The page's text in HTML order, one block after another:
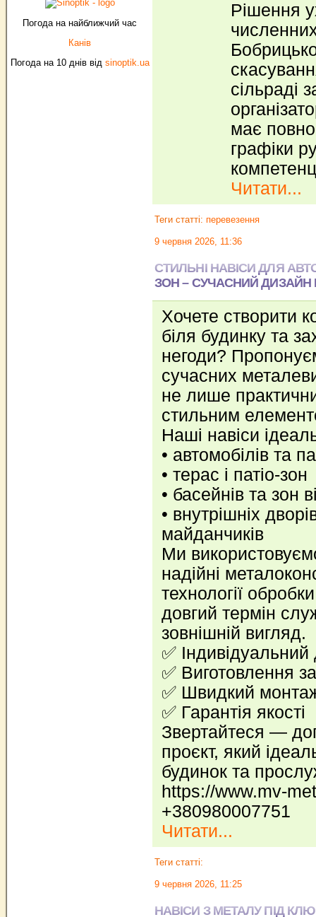
Погода на найближчий час
Канів
Погода на 10 днів від sinoptik.ua
Рішення
сільраді
має
графіки
Читати...
Теги статті: перевезення
9 червня 2026, 11:36
СТИЛЬНІ НАВІСИ ДЛЯ
ЗОН – СУЧАСНИЙ ДИЗАЙН
Хочете створити
біля будинку та
негоди?
сучасних
не лише
стильним
Наші навіси
• автомобілів та
• терас і патіо-зон
• басейнів та зон
• внутрішніх
майданчиків
Ми
надійні
технології
довгий термін
зовнішній вигляд.
✅
✅ Виготовлення
✅ Швидкий
✅ Гарантія якості
Звертайтеся —
проєкт, який
будинок та
https://www.mv-
+380980007751
Читати...
Теги статті:
9 червня 2026, 11:25
НАВІСИ З МЕТАЛУ ПІД